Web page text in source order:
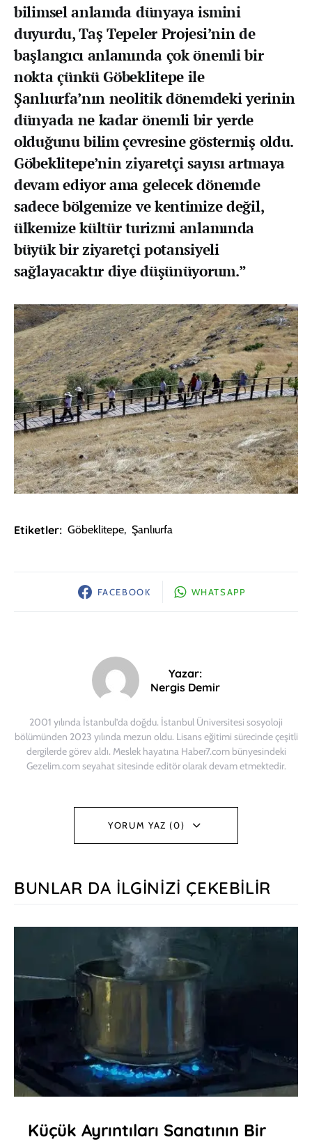
bilimsel anlamda dünyaya ismini
duyurdu, Taş Tepeler Projesi’nin de
başlangıcı anlamında çok önemli bir
nokta çünkü Göbeklitepe ile
Şanlıurfa’nın neolitik dönemdeki yerinin
dünyada ne kadar önemli bir yerde
olduğunu bilim çevresine göstermiş oldu.
Göbeklitepe’nin ziyaretçi sayısı artmaya
devam ediyor ama gelecek dönemde
sadece bölgemize ve kentimize değil,
ülkemize kültür turizmi anlamında
büyük bir ziyaretçi potansiyeli
sağlayacaktır diye düşünüyorum.”
Etiketler: Göbeklitepe, Şanlıurfa
FACEBOOK WHATSAPP
Yazar:
Nergis Demir
2001 yılında İstanbul’da doğdu. İstanbul Üniversitesi sosyoloji
bölümünden 2023 yılında mezun oldu. Lisans eğitimi sürecinde çeşitli
dergilerde görev aldı. Meslek hayatına Haber7.com bünyesindeki
Gezelim.com seyahat sitesinde editör olarak devam etmektedir.
YORUM YAZ (0)
BUNLAR DA İLGINIZI ÇEKEBILIR
Küçük Ayrıntıları Sanatının Bir